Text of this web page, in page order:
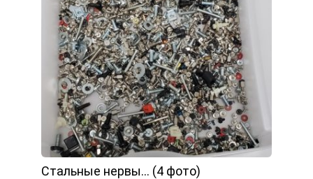
Стальные нервы… (4 фото)